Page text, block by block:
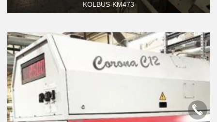
KOLBUS-KM473